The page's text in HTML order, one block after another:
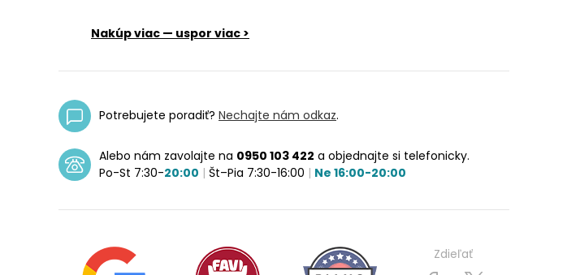
Nakúp viac — uspor viac >
Potrebujete poradiť? Nechajte nám odkaz.
Alebo nám zavolajte na 0950 103 422 a objednajte si telefonicky.
Po-St 7:30-20:00 | Št–Pia 7:30-16:00 | Ne 16:00-20:00
Zdieľať